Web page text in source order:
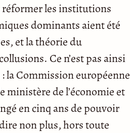
réformer les institutions
dominants aient été
et la théorie du
Ce n’est pas ainsi
la Commission européenne
ministère de l’économie et
en cinq ans de pouvoir
non plus, hors toute